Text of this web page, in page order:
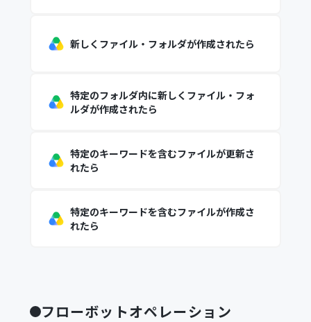
新しくファイル・フォルダが作成されたら
特定のフォルダ内に新しくファイル・フォ
ルダが作成されたら
特定のキーワードを含むファイルが更新さ
れたら
特定のキーワードを含むファイルが作成さ
れたら
フローボットオペレーション